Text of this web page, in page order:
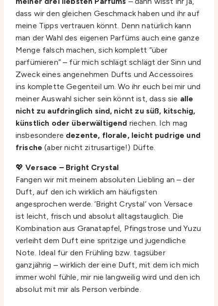
dass wir den gleichen Geschmack haben und ihr auf
meine Tipps vertrauen könnt. Denn natürlich kann
man der Wahl des eigenen Parfüms auch eine ganze
Menge falsch machen, sich komplett “über
parfümieren” – für mich schlägt schlägt der Sinn und
Zweck eines angenehmen Dufts und Accessoires
ins komplette Gegenteil um. Wo ihr euch bei mir und
meiner Auswahl sicher sein könnt ist, dass sie alle
nicht zu aufdringlich sind, nicht zu süß, kitschig,
künstlich oder überwältigend riechen. Ich mag
insbesondere dezente, florale, leicht pudrige und
frische (aber nicht zitrusartige!) Düfte.
💖Versace – Bright Crystal
Fangen wir mit meinem absoluten Liebling an – der
Duft, auf den ich wirklich am häufigsten
angesprochen werde. ‘Bright Crystal’ von Versace
ist leicht, frisch und absolut alltagstauglich. Die
Kombination aus Granatapfel, Pfingstrose und Yuzu
verleiht dem Duft eine spritzige und jugendliche
Note. Ideal für den Frühling bzw. tagsüber
ganzjährig – wirklich der eine Duft, mit dem ich mich
immer wohl fühle, mir nie langweilig wird und den ich
absolut mit mir als Person verbinde.